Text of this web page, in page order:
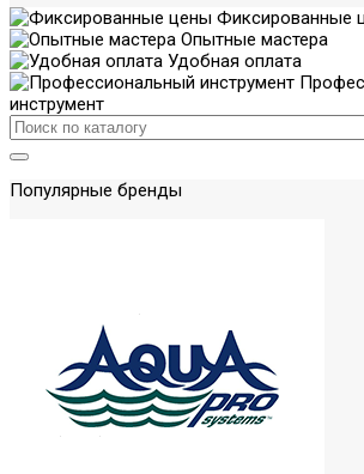
Фиксированные
Опытные мастера
Удобная оплата
инструмент
Популярные бренды